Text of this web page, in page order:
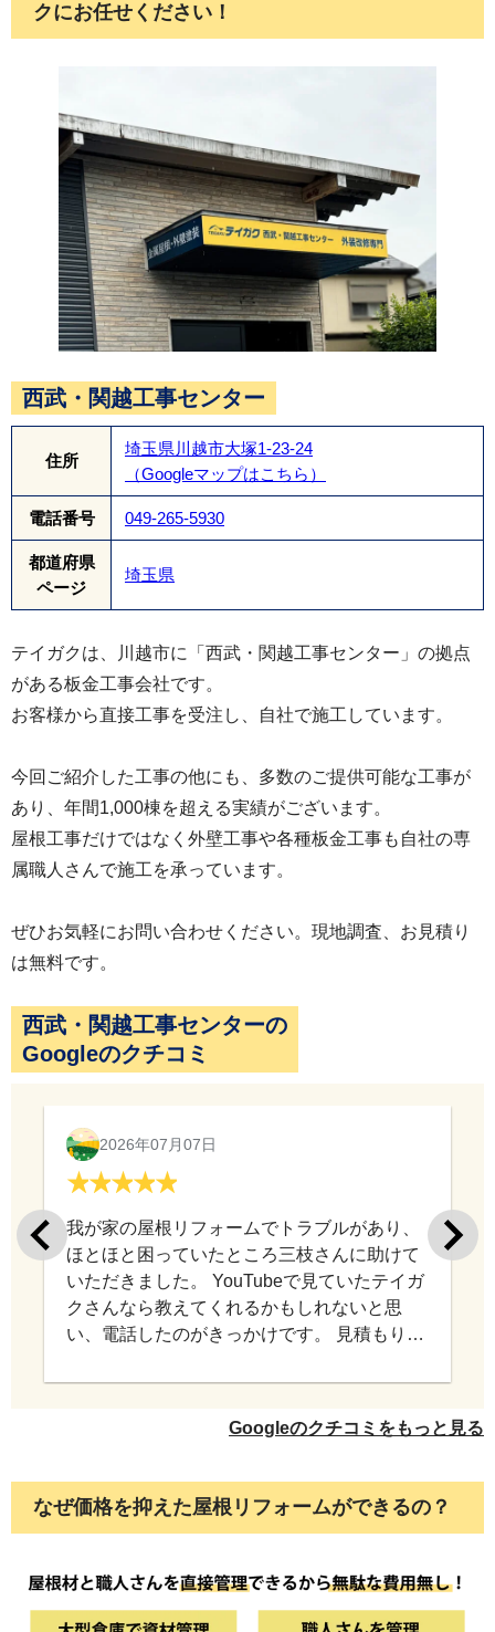
エスヌキを施工します。台風などの強風でも棟板
金が剥がれる心配がなく、長期にわたって屋根の
安全を保ちます。
クにお任せください！
西武・関越工事センター
住所
埼玉県川越市大塚1-23-24
（Googleマップはこちら）
電話番号 049-265-5930
都道府県
ページ
埼玉県
テイガクは、川越市に「西武・関越工事センター」の拠点
がある板金工事会社です。
お客様から直接工事を受注し、自社で施工しています。
今回ご紹介した工事の他にも、多数のご提供可能な工事が
あり、年間1,000棟を超える実績がございます。
屋根工事だけではなく外壁工事や各種板金工事も自社の専
属職人さんで施工を承っています。
ぜひお気軽にお問い合わせください。現地調査、お見積り
は無料です。
西武・関越工事センターの
Googleのクチコミ
2026年07月07日
我が家の屋根リフォームでトラブルがあり、
ほとほと困っていたところ三枝さんに助けて
いただきました。 YouTubeで見ていたテイガ
クさんなら教えてくれるかもしれないと思
い、電話したのがきっかけです。 見積もり依
私の話を親身に聞いて下さり、アドバイスを
だけ有り難かったかわかりません。今は感謝
難にすることができました。 屋根外壁工事は
大きな出費ですし、一生のうちに何度もやる
業者選びが大切だということを 身をもって感
会があれば 是非三枝さんにお願いしたいと思
Googleのクチコミをもっと見る
なぜ価格を抑えた屋根リフォームができるの？